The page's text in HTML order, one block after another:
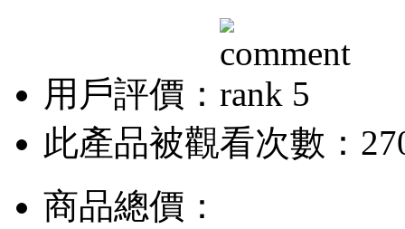
用戶評價：
此產品被觀看次數：
商品總價：